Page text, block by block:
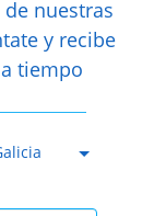
nuestras
y recibe
tiempo